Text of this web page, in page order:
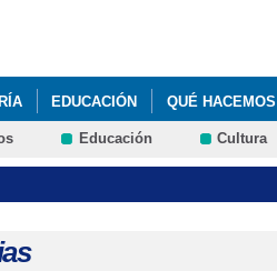
EDUCACIÓN QUÉ HACEMOS
Educación Cultura